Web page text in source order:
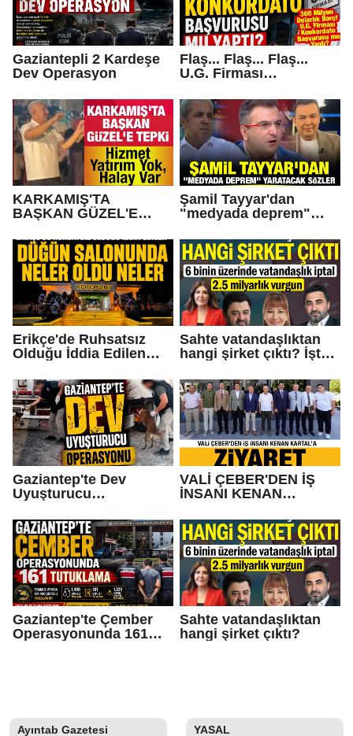
Gaziantepli 2 Kardeşe
Dev Operasyon
Flaş... Flaş... Flaş...
U.G. Firması
mu yaptı?
KARKAMIŞ'TA
BAŞKAN GÜZEL'E
Yok, Halay Var
Şamil Tayyar'dan
"medyada deprem"
Erikçe'de Ruhsatsız
Olduğu İddia Edilen
Oldu Neler!
Sahte vatandaşlıktan
hangi şirket çıktı? İşte
Geçen Gaziantepli İş
İnsanları
Gaziantep'te Dev
Uyuşturucu
VALİ ÇEBER'DEN İŞ
İNSANI KENAN
Gaziantep'te Çember
Operasyonunda 161
Sahte vatandaşlıktan
hangi şirket çıktı?
Ayıntab Gazetesi YASAL